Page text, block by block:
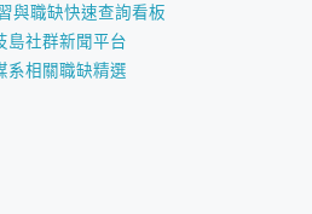
與職缺快速查詢看板
島社群新聞平台
系相關職缺精選